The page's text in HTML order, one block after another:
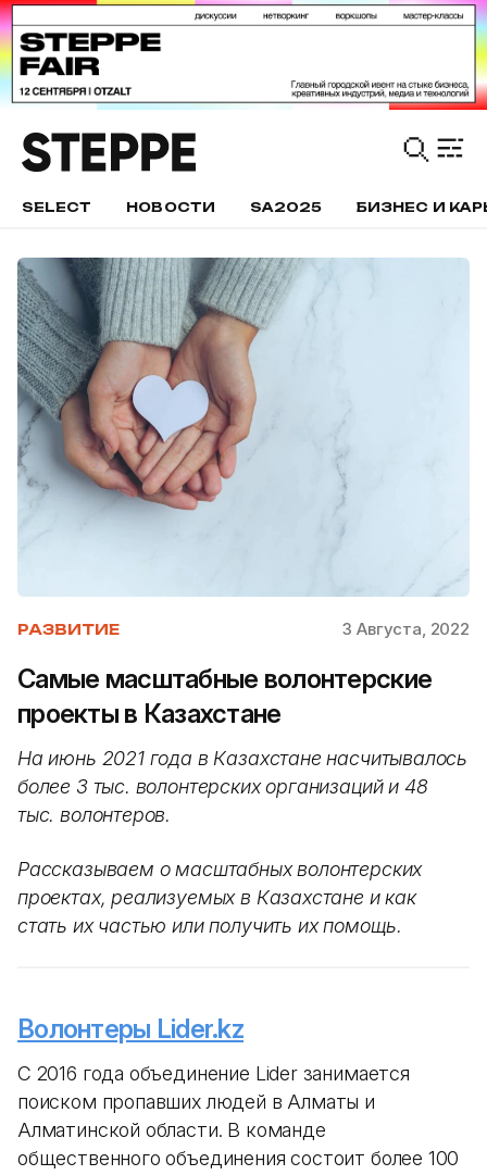
SELECT НОВОСТИ SA2025 БИЗНЕС И
РАЗВИТИЕ 3 Августа, 2022
Самые масштабные волонтерские
проекты в Казахстане
На июнь 2021 года в Казахстане насчитывалось
более 3 тыс. волонтерских организаций и 48
тыс. волонтеров.
Рассказываем о масштабных волонтерских
проектах, реализуемых в Казахстане и как
стать их частью или получить их помощь.
Волонтеры Lider.kz
С 2016 года объединение Lider занимается
поиском пропавших людей в Алматы и
Алматинской области. В команде
общественного объединения состоит более 100